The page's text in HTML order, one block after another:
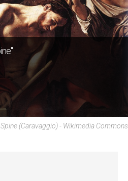
(Caravaggio) - Wikimedia Commons